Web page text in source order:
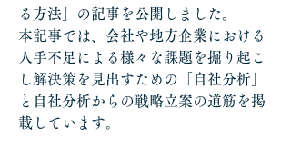
る方法」の記事を公開しました。
本記事では、会社や地方企業における
人手不足による様々な課題を掘り起こ
し解決策を見出すための「自社分析」
と自社分析からの戦略立案の道筋を掲
載しています。